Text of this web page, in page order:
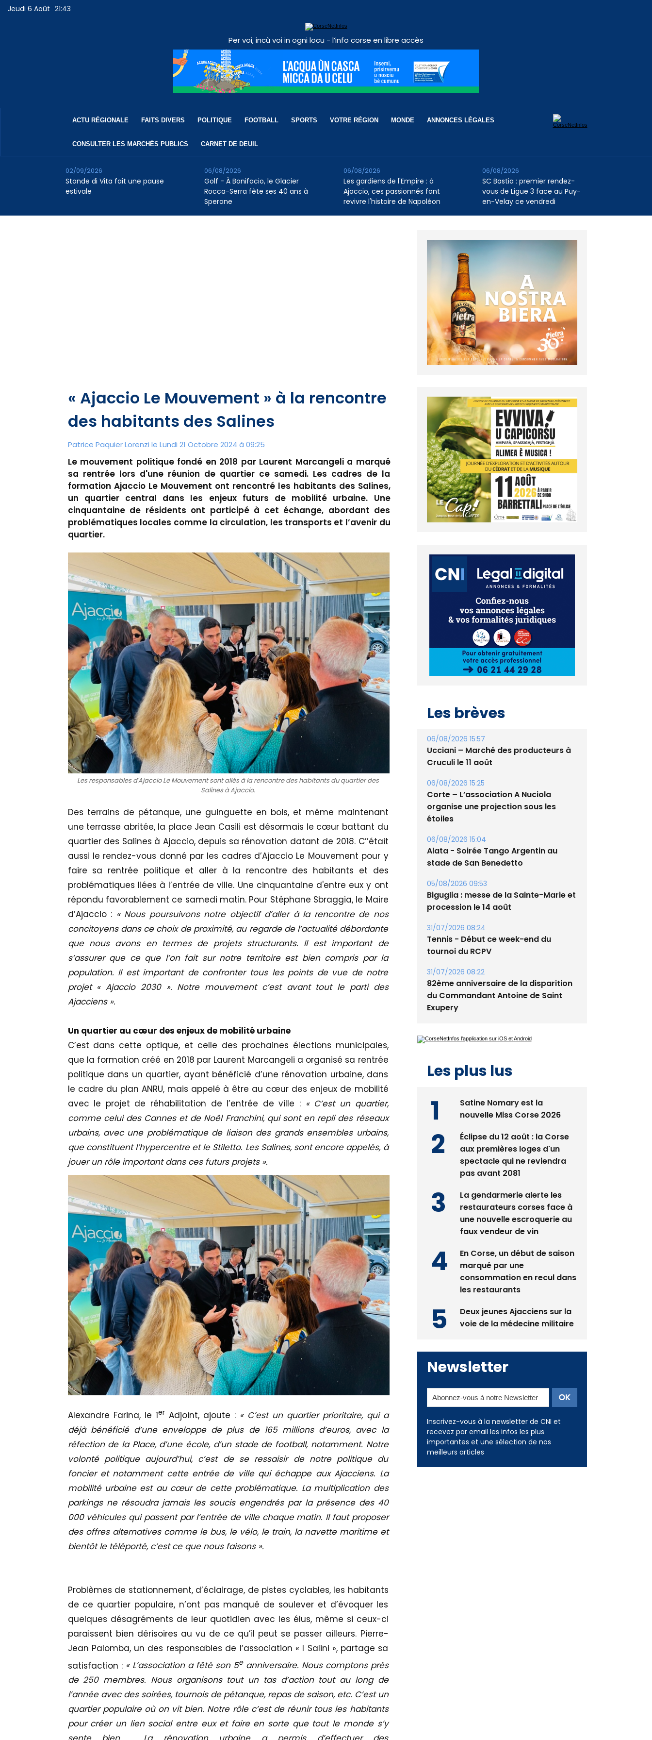
Jeudi 6 Août 21:43
Per voi, incù voi in ogni locu - l’info corse en libre accès
ACTU RÉGIONALE FAITS DIVERS POLITIQUE FOOTBALL SPORTS VOTRE RÉGION MONDE ANNONCES LÉGALES
CONSULTER LES MARCHÉS PUBLICS CARNET DE DEUIL
Stonde di Vita fait une pause
estivale
02/09/2026
Golf - À Bonifacio, le Glacier
Rocca-Serra fête ses 40 ans à
Sperone
06/08/2026
Les gardiens de l'Empire : à
Ajaccio, ces passionnés font
revivre l'histoire de Napoléon
06/08/2026
SC Bastia : premier rendez-
vous de Ligue 3 face au Puy-
en-Velay ce vendredi
06/08/2026
​« Ajaccio Le Mouvement » à la rencontre
des habitants des Salines
Patrice Paquier Lorenzi le Lundi 21 Octobre 2024 à 09:25
Le mouvement politique fondé en 2018 par Laurent Marcangeli a marqué
sa rentrée lors d'une réunion de quartier ce samedi. Les cadres de la
formation Ajaccio Le Mouvement ont rencontré les habitants des Salines,
un quartier central dans les enjeux futurs de mobilité urbaine. Une
cinquantaine de résidents ont participé à cet échange, abordant des
problématiques locales comme la circulation, les transports et l’avenir du
quartier.
Les responsables d'Ajaccio Le Mouvement sont allés à la rencontre des habitants du quartier des
Salines à Ajaccio.
Des terrains de pétanque, une guinguette en bois, et même maintenant
une terrasse abritée, la place Jean Casili est désormais le cœur battant du
quartier des Salines à Ajaccio, depuis sa rénovation datant de 2018. C’’était
aussi le rendez-vous donné par les cadres d’Ajaccio Le Mouvement pour y
faire sa rentrée politique et aller à la rencontre des habitants et des
problématiques liées à l’entrée de ville. Une cinquantaine d'entre eux y ont
répondu favorablement ce samedi matin. Pour Stéphane Sbraggia, le Maire
d’Ajaccio : « Nous poursuivons notre objectif d’aller à la rencontre de nos
concitoyens dans ce choix de proximité, au regarde de l’actualité débordante
que nous avons en termes de projets structurants. Il est important de
s’assurer que ce que l’on fait sur notre territoire est bien compris par la
population. Il est important de confronter tous les points de vue de notre
projet « Ajaccio 2030 ». Notre mouvement c’est avant tout le parti des
Ajacciens ».
Un quartier au cœur des enjeux de mobilité urbaine
C’est dans cette optique, et celle des prochaines élections municipales,
que la formation créé en 2018 par Laurent Marcangeli a organisé sa rentrée
politique dans un quartier, ayant bénéficié d’une rénovation urbaine, dans
le cadre du plan ANRU, mais appelé à être au cœur des enjeux de mobilité
avec le projet de réhabilitation de l’entrée de ville : « C’est un quartier,
comme celui des Cannes et de Noël Franchini, qui sont en repli des réseaux
urbains, avec une problématique de liaison des grands ensembles urbains,
que constituent l’hypercentre et le Stiletto. Les Salines, sont encore appelés, à
jouer un rôle important dans ces futurs projets ».
Alexandre Farina, le 1erAdjoint, ajoute : « C’est un quartier prioritaire, qui a
déjà bénéficié d’une enveloppe de plus de 165 millions d’euros, avec la
réfection de la Place, d’une école, d’un stade de football, notamment. Notre
volonté politique aujourd’hui, c’est de se ressaisir de notre politique du
foncier et notamment cette entrée de ville qui échappe aux Ajacciens. La
mobilité urbaine est au cœur de cette problématique. La multiplication des
parkings ne résoudra jamais les soucis engendrés par la présence des 40
000 véhicules qui passent par l’entrée de ville chaque matin. Il faut proposer
des offres alternatives comme le bus, le vélo, le train, la navette maritime et
bientôt le téléporté, c’est ce que nous faisons ».
Problèmes de stationnement, d’éclairage, de pistes cyclables, les habitants
de ce quartier populaire, n’ont pas manqué de soulever et d’évoquer les
quelques désagréments de leur quotidien avec les élus, même si ceux-ci
paraissent bien dérisoires au vu de ce qu’il peut se passer ailleurs. Pierre-
Jean Palomba, un des responsables de l’association « I Salini », partage sa
satisfaction : « L’association a fêté son 5eanniversaire. Nous comptons près
de 250 membres. Nous organisons tout un tas d’action tout au long de
l’année avec des soirées, tournois de pétanque, repas de saison, etc. C’est un
quartier populaire où on vit bien. Notre rôle c’est de réunir tous les habitants
pour créer un lien social entre eux et faire en sorte que tout le monde s’y
Les brèves
06/08/2026 15:57
Ucciani – Marché des producteurs à
Cruculi le 11 août
06/08/2026 15:25
Corte – L’association A Nuciola
organise une projection sous les
étoiles
06/08/2026 15:04
Alata - Soirée Tango Argentin au
stade de San Benedetto
05/08/2026 09:53
Biguglia : messe de la Sainte-Marie et
procession le 14 août
31/07/2026 08:24
Tennis - Début ce week-end du
tournoi du RCPV
31/07/2026 08:22
82ème anniversaire de la disparition
du Commandant Antoine de Saint
Exupery
Les plus lus
Satine Nomary est la
nouvelle Miss Corse 2026
Éclipse du 12 août : la Corse
aux premières loges d'un
spectacle qui ne reviendra
pas avant 2081
La gendarmerie alerte les
restaurateurs corses face à
une nouvelle escroquerie au
faux vendeur de vin
En Corse, un début de saison
marqué par une
consommation en recul dans
les restaurants
Deux jeunes Ajacciens sur la
voie de la médecine militaire
Newsletter
Inscrivez-vous à la newsletter de CNI et
recevez par email les infos les plus
importantes et une sélection de nos
meilleurs articles